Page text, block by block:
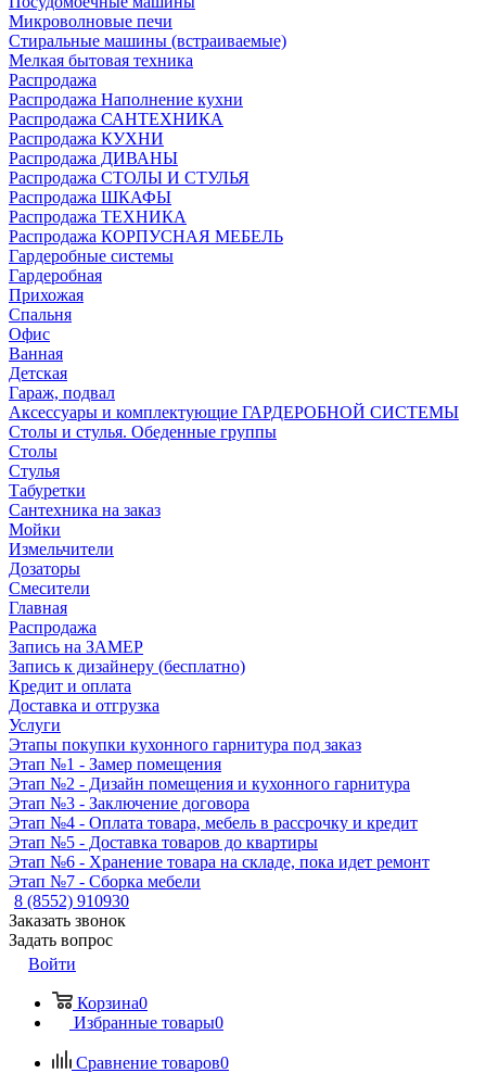
Микроволновые печи
Стиральные машины (встраиваемые)
Мелкая бытовая техника
Распродажа
Распродажа Наполнение кухни
Распродажа САНТЕХНИКА
Распродажа КУХНИ
Распродажа ДИВАНЫ
Распродажа СТОЛЫ И СТУЛЬЯ
Распродажа ШКАФЫ
Распродажа ТЕХНИКА
Распродажа КОРПУСНАЯ МЕБЕЛЬ
Гардеробные системы
Гардеробная
Прихожая
Спальня
Офис
Ванная
Детская
Гараж, подвал
Аксессуары и комплектующие ГАРДЕРОБНОЙ СИСТЕМЫ
Столы и стулья. Обеденные группы
Столы
Стулья
Табуретки
Сантехника на заказ
Мойки
Измельчители
Дозаторы
Смесители
Главная
Распродажа
Запись на ЗАМЕР
Запись к дизайнеру (бесплатно)
Кредит и оплата
Доставка и отгрузка
Услуги
Этапы покупки кухонного гарнитура под заказ
Этап №1 - Замер помещения
Этап №2 - Дизайн помещения и кухонного гарнитура
Этап №3 - Заключение договора
Этап №4 - Оплата товара, мебель в рассрочку и кредит
Этап №5 - Доставка товаров до квартиры
Этап №6 - Хранение товара на складе, пока идет ремонт
Этап №7 - Сборка мебели
8 (8552) 910930
Заказать звонок
Задать вопрос
Войти
Корзина0
Избранные товары0
Сравнение товаров0